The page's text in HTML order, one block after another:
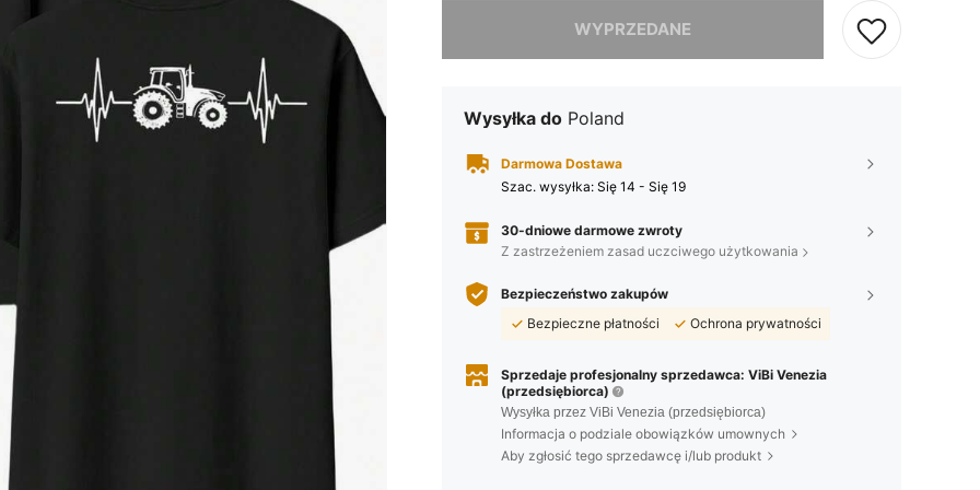
WYPRZEDANE
Wysyłka do Poland
Darmowa Dostawa
Szac. wysyłka: Się 14 - Się 19
30-dniowe darmowe zwroty
Z zastrzeżeniem zasad uczciwego użytkowania
Bezpieczeństwo zakupów
Bezpieczne płatności
Ochrona prywatności
Sprzedaje profesjonalny sprzedawca: ViBi Venezia
(przedsiębiorca)
Wysyłka przez ViBi Venezia (przedsiębiorca)
Informacja o podziale obowiązków umownych
Aby zgłosić tego sprzedawcę i/lub produkt